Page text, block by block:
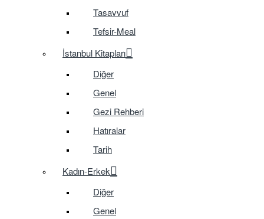
Tasavvuf
Tefsir-Meal
İstanbul Kitapları
Diğer
Genel
Gezi Rehberi
Hatıralar
Tarih
Kadın-Erkek
Diğer
Genel